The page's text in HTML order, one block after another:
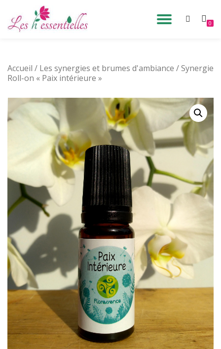
Aller
0
Accueil / Les synergies et brumes d'ambiance / Synergie
Roll-on « Paix intérieure »